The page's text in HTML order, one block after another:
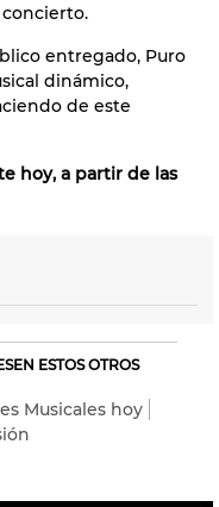
entregado, Puro
dinámico,
de este
hoy, a partir de las
ESTOS OTROS
Musicales hoy